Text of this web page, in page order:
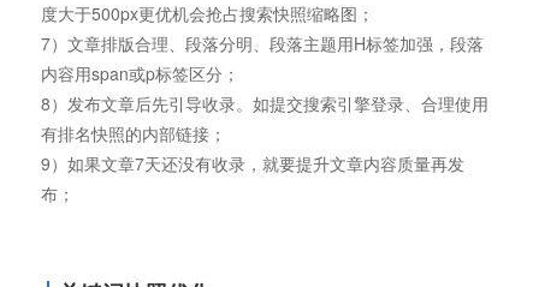
度大于500px更优机会抢占搜索快照缩略图；
7）文章排版合理、段落分明、段落主题用H标签加强，段落
内容用span或p标签区分；
8）发布文章后先引导收录。如提交搜索引擎登录、合理使用
有排名快照的内部链接；
9）如果文章7天还没有收录，就要提升文章内容质量再发
布；